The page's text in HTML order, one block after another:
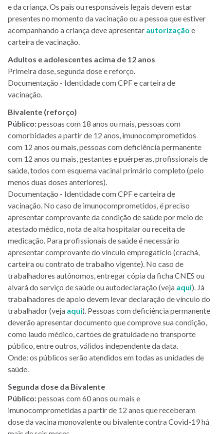
e da criança. Os pais ou responsáveis legais devem estar
presentes no momento da vacinação ou a pessoa que estiver
acompanhando a criança deve apresentar autorização e
carteira de vacinação.
Adultos e adolescentes acima de 12 anos
Primeira dose, segunda dose e reforço.
Documentação - Identidade com CPF e carteira de
vacinação.
Bivalente (reforço)
Público:pessoas com 18 anos ou mais, pessoas com
comorbidades a partir de 12 anos, imunocomprometidos
com 12 anos ou mais, pessoas com deficiência permanente
com 12 anos ou mais, gestantes e puérperas, profissionais de
saúde, todos com esquema vacinal primário completo (pelo
menos duas doses anteriores).
Documentação - Identidade com CPF e carteira de
vacinação. No caso de imunocomprometidos, é preciso
apresentar comprovante da condição de saúde por meio de
atestado médico, nota de alta hospitalar ou receita de
medicação. Para profissionais de saúde é necessário
apresentar comprovante do vínculo empregatício (crachá,
carteira ou contrato de trabalho vigente). No caso de
trabalhadores autônomos, entregar cópia da ficha CNES ou
alvará do serviço de saúde ou autodeclaração (veja aqui). Já
trabalhadores de apoio devem levar declaração de vínculo do
trabalhador (veja aqui). Pessoas com deficiência permanente
deverão apresentar documento que comprove sua condição,
como laudo médico, cartões de gratuidade no transporte
público, entre outros, válidos independente da data.
Onde: os públicos serão atendidos em todas as unidades de
saúde.
Segunda dose da Bivalente
Público:pessoas com 60 anos ou mais e
imunocomprometidas a partir de 12 anos que receberam
dose da vacina monovalente ou bivalente contra Covid-19 há